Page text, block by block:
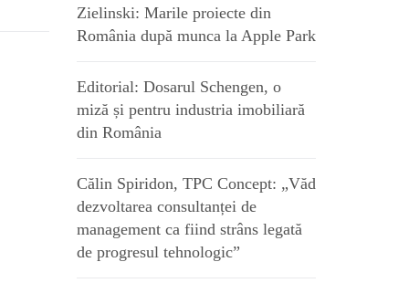
Zielinski: Marile proiecte din
România după munca la Apple Park
Editorial: Dosarul Schengen, o
miză și pentru industria imobiliară
din România
Călin Spiridon, TPC Concept: „Văd
dezvoltarea consultanței de
management ca fiind strâns legată
de progresul tehnologic”